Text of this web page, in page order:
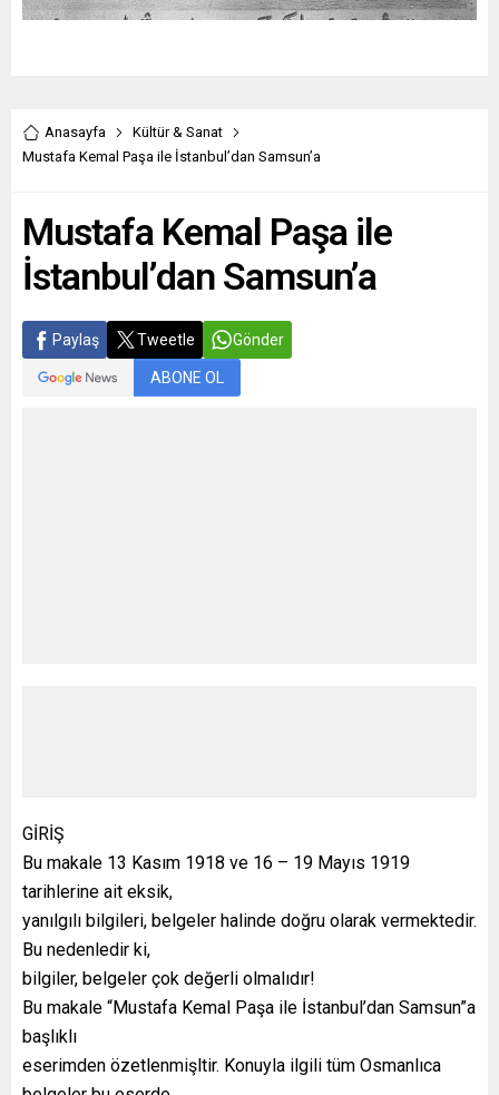
Anasayfa
Kültür & Sanat
Mustafa Kemal Paşa ile İstanbul’dan Samsun’a
Mustafa Kemal Paşa ile
İstanbul’dan Samsun’a
Paylaş Tweetle Gönder
ABONE OL
GİRİŞ
Bu makale 13 Kasım 1918 ve 16 – 19 Mayıs 1919
tarihlerine ait eksik,
yanılgılı bilgileri, belgeler halinde doğru olarak vermektedir.
Bu nedenledir ki,
bilgiler, belgeler çok değerli olmalıdır!
Bu makale “Mustafa Kemal Paşa ile İstanbul’dan Samsun”a
başlıklı
eserimden özetlenmişltir. Konuyla ilgili tüm Osmanlıca